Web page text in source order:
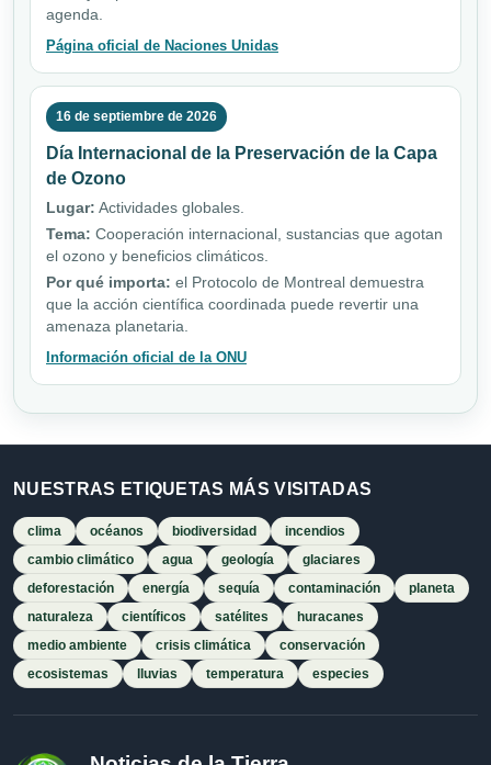
agenda.
Página oficial de Naciones Unidas
16 de septiembre de 2026
Día Internacional de la Preservación de la Capa
de Ozono
Lugar: Actividades globales.
Tema: Cooperación internacional, sustancias que agotan
el ozono y beneficios climáticos.
Por qué importa: el Protocolo de Montreal demuestra
que la acción científica coordinada puede revertir una
amenaza planetaria.
Información oficial de la ONU
NUESTRAS ETIQUETAS MÁS VISITADAS
clima océanos biodiversidad
incendios
cambio climático
agua geología
glaciares
deforestación
energía sequía contaminación
planeta
naturaleza
científicos satélites
huracanes
medio ambiente
crisis climática
conservación
ecosistemas
lluvias temperatura especies